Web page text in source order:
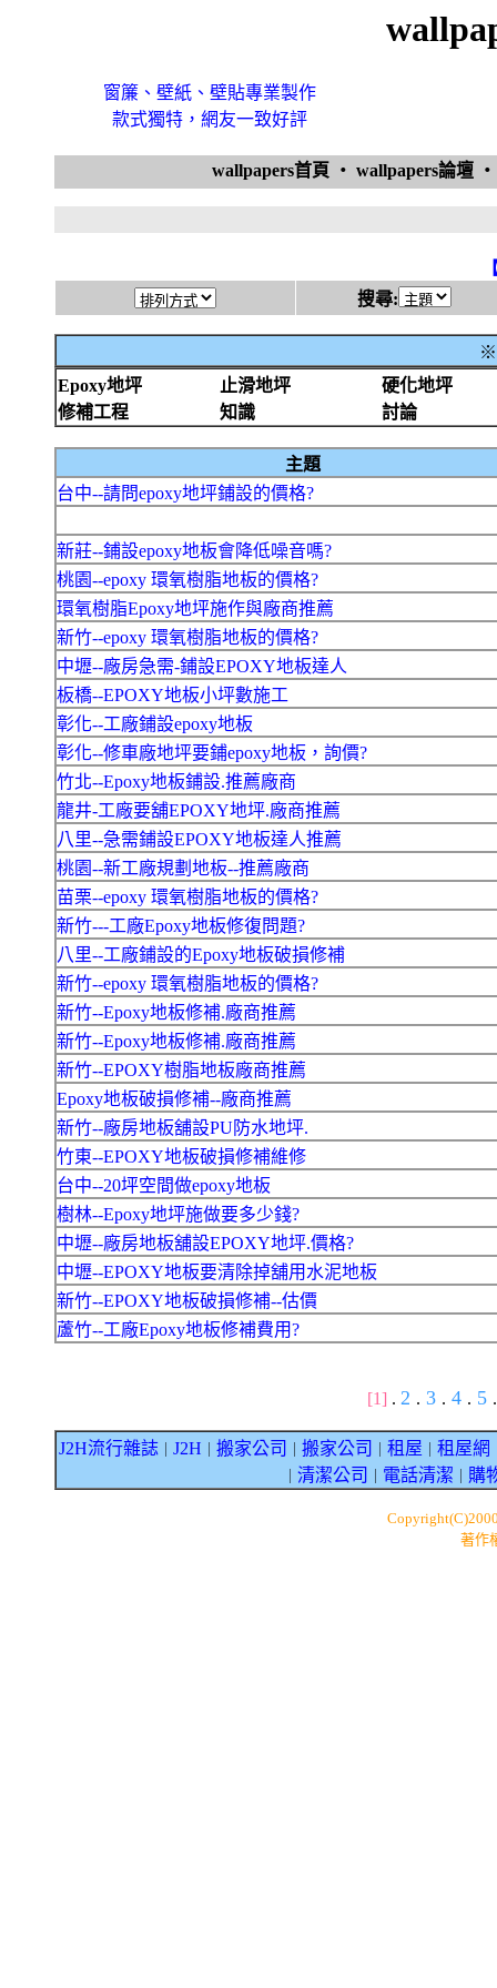
窗簾、壁紙、壁貼專業製作
款式獨特，網友一致好評
wallpapers首頁 ‧ wallpapers論壇
搜尋:
※
Epoxy地坪
止滑地坪
硬化地坪
修補工程
知識 討論
主題
台中--請問epoxy地坪鋪設的價格?
新莊--鋪設epoxy地板會降低噪音嗎?
桃園--epoxy 環氧樹脂地板的價格?
環氧樹脂Epoxy地坪施作與廠商推薦
新竹--epoxy 環氧樹脂地板的價格?
中壢--廠房急需-鋪設EPOXY地板達人
板橋--EPOXY地板小坪數施工
彰化--工廠鋪設epoxy地板
彰化--修車廠地坪要鋪epoxy地板，詢價?
竹北--Epoxy地板鋪設.推薦廠商
龍井-工廠要舖EPOXY地坪.廠商推薦
八里--急需鋪設EPOXY地板達人推薦
桃園--新工廠規劃地板--推薦廠商
苗栗--epoxy 環氧樹脂地板的價格?
新竹---工廠Epoxy地板修復問題?
八里--工廠鋪設的Epoxy地板破損修補
新竹--epoxy 環氧樹脂地板的價格?
新竹--Epoxy地板修補.廠商推薦
新竹--Epoxy地板修補.廠商推薦
新竹--EPOXY樹脂地板廠商推薦
Epoxy地板破損修補--廠商推薦
新竹--廠房地板舖設PU防水地坪.
竹東--EPOXY地板破損修補維修
台中--20坪空間做epoxy地板
樹林--Epoxy地坪施做要多少錢?
中壢--廠房地板舖設EPOXY地坪.價格?
中壢--EPOXY地板要清除掉舖用水泥地板
新竹--EPOXY地板破損修補--估價
蘆竹--工廠Epoxy地板修補費用?
[1] . 2 . 3 . 4 . 5 .
J2H流行雜誌 J2H 搬家公司 搬家公司 租屋 租屋網
清潔公司 電話清潔 購
著作